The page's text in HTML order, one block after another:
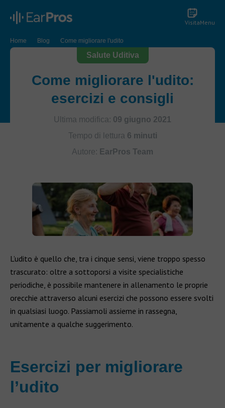
VisitaMenu
Home Blog Come migliorare l'udito
Salute Uditiva
Come migliorare l'udito:
esercizi e consigli
Ultima modifica: 09 giugno 2021
Tempo di lettura 6 minuti
Autore: EarPros Team
L’udito è quello che, tra i cinque sensi, viene troppo spesso
trascurato: oltre a sottoporsi a visite specialistiche
periodiche, è possibile mantenere in allenamento le proprie
orecchie attraverso alcuni esercizi che possono essere svolti
in qualsiasi luogo. Passiamoli assieme in rassegna,
unitamente a qualche suggerimento.
Esercizi per migliorare
l’udito